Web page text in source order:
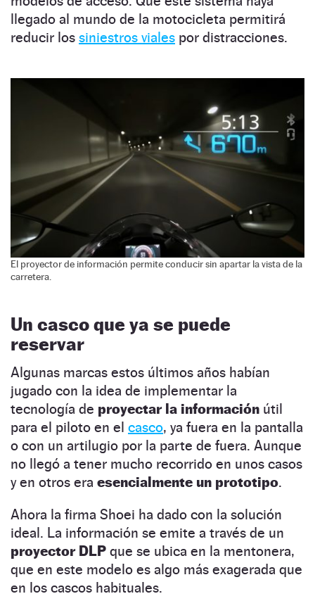
llegado al mundo de la motocicleta permitirá
reducir los siniestros viales por distracciones.
El proyector de información permite conducir sin apartar la vista de la
carretera.
Un casco que ya se puede
reservar
Algunas marcas estos últimos años habían
jugado con la idea de implementar la
tecnología de proyectar la información útil
para el piloto en el casco, ya fuera en la pantalla
o con un artilugio por la parte de fuera. Aunque
no llegó a tener mucho recorrido en unos casos
y en otros era esencialmente un prototipo.
Ahora la firma Shoei ha dado con la solución
ideal. La información se emite a través de un
proyector DLP que se ubica en la mentonera,
que en este modelo es algo más exagerada que
en los cascos habituales.